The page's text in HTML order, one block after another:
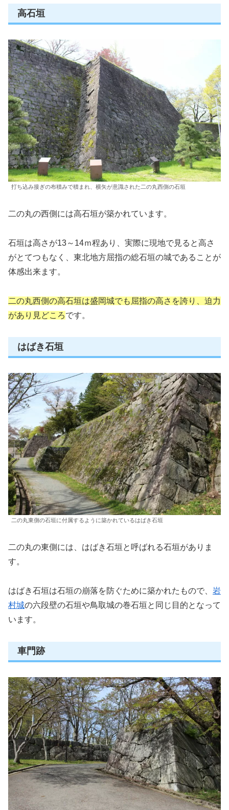
高石垣
打ち込み接ぎの布積みで積まれ、横矢が意識された二の丸西側の石垣
二の丸の西側には高石垣が築かれています。
石垣は高さが13～14ｍ程あり、実際に現地で見ると高さ
がとてつもなく、東北地方屈指の総石垣の城であることが
体感出来ます。
二の丸西側の高石垣は盛岡城でも屈指の高さを誇り、迫力
があり見どころです。
はばき石垣
二の丸東側の石垣に付属するように築かれているはばき石垣
二の丸の東側には、はばき石垣と呼ばれる石垣がありま
す。
はばき石垣は石垣の崩落を防ぐために築かれたもので、 岩
村城の六段壁の石垣や鳥取城の巻石垣と同じ目的となって
います。
車門跡